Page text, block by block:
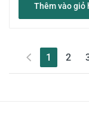
Thêm vào giỏ
1 (current)
2